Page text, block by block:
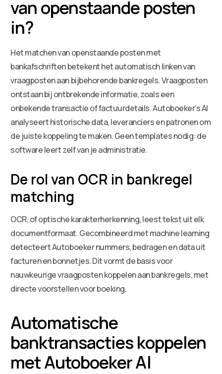
van openstaande posten
in?
Het matchen van openstaande posten met
bankafschriften betekent het automatisch linken van
vraagposten aan bijbehorende bankregels. Vraagposten
ontstaan bij ontbrekende informatie, zoals een
onbekende transactie of factuurdetails. Autoboeker’s AI
analyseert historische data, leveranciers en patronen om
de juiste koppeling te maken. Geen templates nodig: de
software leert zelf van je administratie.
De rol van OCR in bankregel
matching
OCR, of optische karakterherkenning, leest tekst uit elk
documentformaat. Gecombineerd met machine learning
detecteert Autoboeker nummers, bedragen en data uit
facturen en bonnetjes. Dit vormt de basis voor
nauwkeurige vraagposten koppelen aan bankregels, met
directe voorstellen voor boeking.
Automatische
banktransacties koppelen
met Autoboeker AI